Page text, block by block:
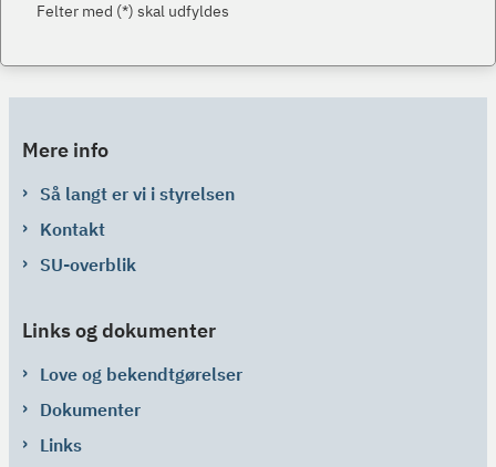
Felter med (*) skal udfyldes
Mere info
Så langt er vi i styrelsen
Kontakt
SU-overblik
Links og dokumenter
Love og bekendtgørelser
Dokumenter
Links